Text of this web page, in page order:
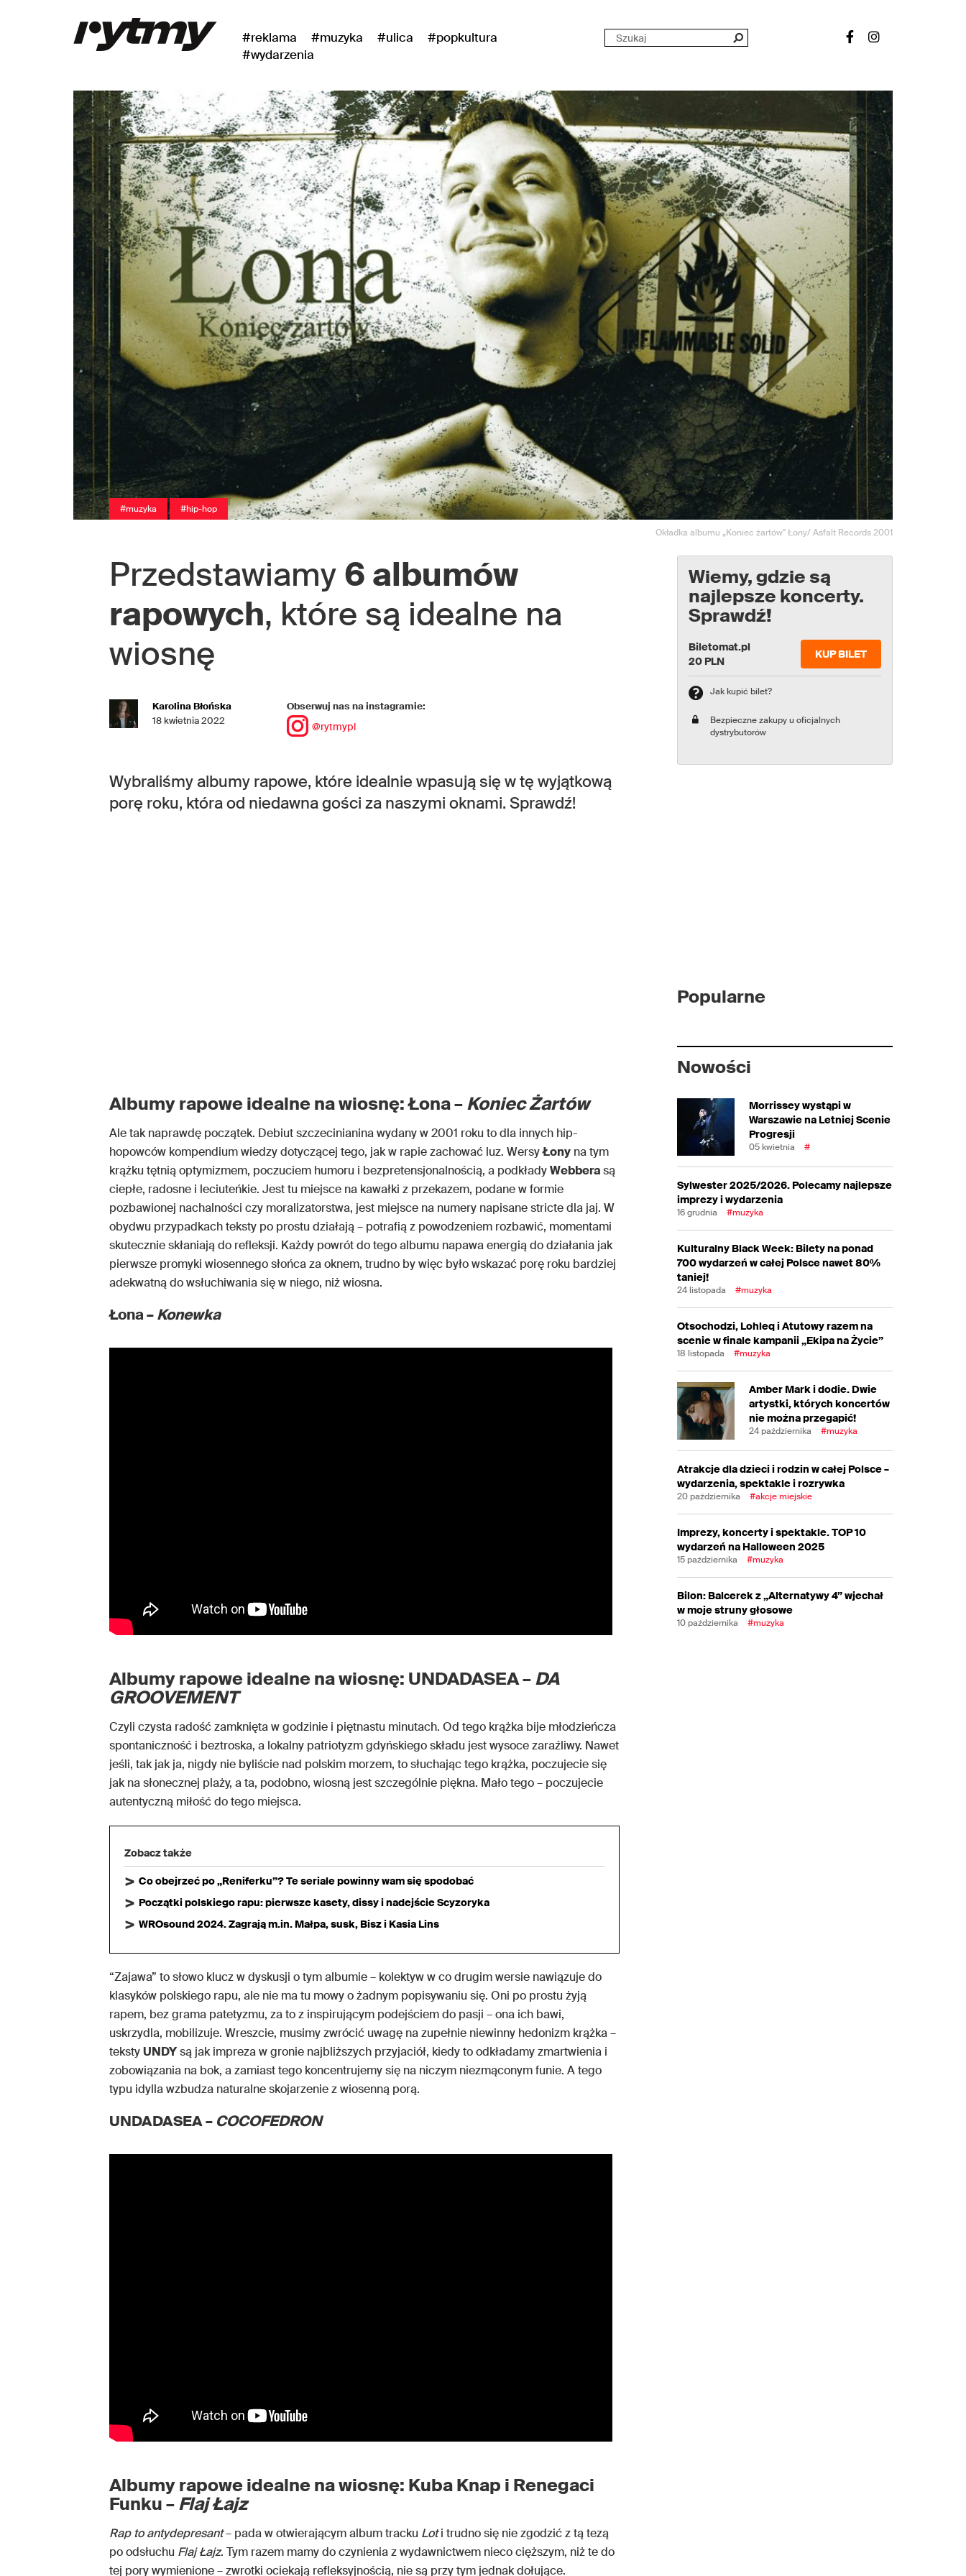
#reklama #muzyka #ulica
#popkultura
#wydarzenia
#muzyka #hip-hop
Okładka albumu „Koniec żartów" Łony/ Asfalt Records 2001
Przedstawiamy 6 albumów
rapowych, które są idealne na
wiosnę
Karolina Błońska
18 kwietnia 2022
Obserwuj nas na instagramie:
@rytmypl
Wybraliśmy albumy rapowe, które idealnie wpasują się w tę wyjątkową
porę roku, która od niedawna gości za naszymi oknami. Sprawdź!
Albumy rapowe idealne na wiosnę: Łona –Koniec Żartów
Ale tak naprawdę początek. Debiut szczecinianina wydany w 2001 roku to dla innych hip-
hopowców kompendium wiedzy dotyczącej tego, jak w rapie zachować luz. WersyŁony na tym
krążku tętnią optymizmem, poczuciem humoru i bezpretensjonalnością, a podkładyWebberasą
ciepłe, radosne i leciuteńkie. Jest tu miejsce na kawałki z przekazem, podane w formie
pozbawionej nachalności czy moralizatorstwa, jest miejsce na numery napisane stricte dla jaj. W
obydwu przypadkach teksty po prostu działają – potrafią z powodzeniem rozbawić, momentami
skutecznie skłaniają do refleksji. Każdy powrót do tego albumu napawa energią do działania jak
pierwsze promyki wiosennego słońca za oknem, trudno by więc było wskazać porę roku bardziej
adekwatną do wsłuchiwania się w niego, niż wiosna.
Łona –Konewka
Albumy rapowe idealne na wiosnę: UNDADASEA –DA
GROOVEMENT
Czyli czysta radość zamknięta w godzinie i piętnastu minutach. Od tego krążka bije młodzieńcza
spontaniczność i beztroska, a lokalny patriotyzm gdyńskiego składu jest wysoce zaraźliwy. Nawet
jeśli, tak jak ja, nigdy nie byliście nad polskim morzem, to słuchając tego krążka, poczujecie się
jak na słonecznej plaży, a ta, podobno, wiosną jest szczególnie piękna. Mało tego – poczujecie
autentyczną miłość do tego miejsca.
Zobacz także
Co obejrzeć po „Reniferku”? Te seriale powinny wam się spodobać
Początki polskiego rapu: pierwsze kasety, dissy i nadejście Scyzoryka
WROsound 2024. Zagrają m.in. Małpa, susk, Bisz i Kasia Lins
“Zajawa” to słowo klucz w dyskusji o tym albumie – kolektyw w co drugim wersie nawiązuje do
klasyków polskiego rapu, ale nie ma tu mowy o żadnym popisywaniu się. Oni po prostu żyją
rapem, bez grama patetyzmu, za to z inspirującym podejściem do pasji – ona ich bawi,
uskrzydla, mobilizuje. Wreszcie, musimy zwrócić uwagę na zupełnie niewinny hedonizm krążka –
tekstyUNDYsą jak impreza w gronie najbliższych przyjaciół, kiedy to odkładamy zmartwienia i
zobowiązania na bok, a zamiast tego koncentrujemy się na niczym niezmąconym funie. A tego
typu idylla wzbudza naturalne skojarzenie z wiosenną porą.
UNDADASEA – COCOFEDRON
Albumy rapowe idealne na wiosnę: Kuba Knap i Renegaci
Funku –Flaj Łajz
Rap to antydepresant– pada w otwierającym album tracku Loti trudno się nie zgodzić z tą tezą
po odsłuchu Flaj Łajz. Tym razem mamy do czynienia z wydawnictwem nieco cięższym, niż te do
tej pory wymienione – zwrotki ociekają refleksyjnością, nie są przy tym jednak dołujące.
Wiemy, gdzie są
najlepsze koncerty.
Sprawdź!
Biletomat.pl
20 PLN
KUP BILET
Jak kupić bilet?
Bezpieczne zakupy u oficjalnych
dystrybutorów
Popularne
Nowości
Morrissey wystąpi w
Warszawie na Letniej Scenie
Progresji
05 kwietnia #
Sylwester 2025/2026. Polecamy najlepsze
imprezy i wydarzenia
16 grudnia #muzyka
Kulturalny Black Week: Bilety na ponad
700 wydarzeń w całej Polsce nawet 80%
taniej!
24 listopada #muzyka
Otsochodzi, Lohleq i Atutowy razem na
scenie w finale kampanii „Ekipa na Życie”
18 listopada #muzyka
Amber Mark i dodie. Dwie
artystki, których koncertów
nie można przegapić!
24 października #muzyka
Atrakcje dla dzieci i rodzin w całej Polsce –
wydarzenia, spektakle i rozrywka
20 października #akcje miejskie
Imprezy, koncerty i spektakle. TOP 10
wydarzeń na Halloween 2025
15 października #muzyka
Bilon: Balcerek z „Alternatywy 4” wjechał
w moje struny głosowe
10 października #muzyka